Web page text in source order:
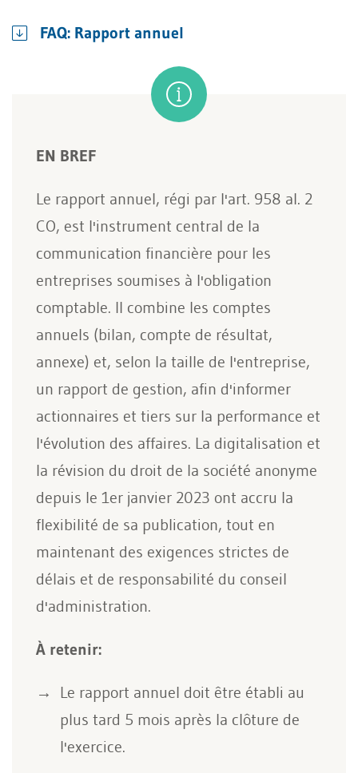
FAQ: Rapport annuel
EN BREF
Le rapport annuel, régi par l'art. 958 al. 2
CO, est l'instrument central de la
communication financière pour les
entreprises soumises à l'obligation
comptable. Il combine les comptes
annuels (bilan, compte de résultat,
annexe) et, selon la taille de l'entreprise,
un rapport de gestion, afin d'informer
actionnaires et tiers sur la performance et
l'évolution des affaires. La digitalisation et
la révision du droit de la société anonyme
depuis le 1er janvier 2023 ont accru la
flexibilité de sa publication, tout en
maintenant des exigences strictes de
délais et de responsabilité du conseil
d'administration.
À retenir:
Le rapport annuel doit être établi au
plus tard 5 mois après la clôture de
l'exercice.